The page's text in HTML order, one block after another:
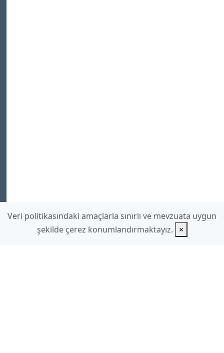
Veri politikasındaki amaçlarla sınırlı ve mevzuata uygun
şekilde çerez konumlandırmaktayız.
×